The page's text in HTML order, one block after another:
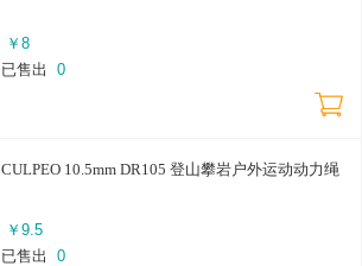
￥ 8
已售出
0
CULPEO 10.5mm DR105 登山攀岩户外运动动力绳
￥ 9.5
已售出
0